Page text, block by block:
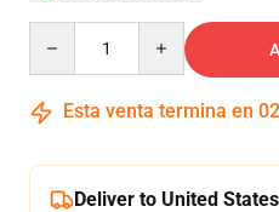
Esta venta termina en 02
Deliver to United States